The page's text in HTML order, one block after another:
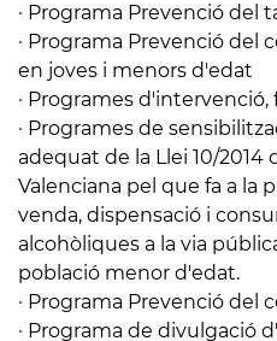
· Programa Prevenció del
· Programa Prevenció del
en joves i menors d'edat
· Programes
· Programes de
adequat de la Llei 10/
Valenciana pel que fa a la
venda, dispensació i
alcohòliques a la via
població menor d'edat.
· Programa Prevenció del
· Programa de divulgació